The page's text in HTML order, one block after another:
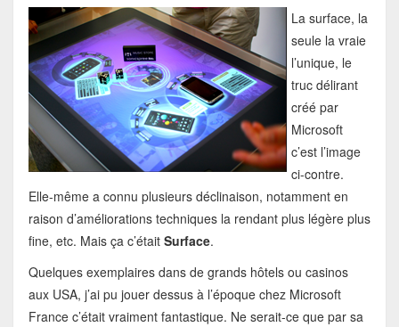
La surface, la
seule la vraie
l’unique, le
truc délirant
créé par
Microsoft
c’est l’image
ci-contre.
Elle-même a connu plusieurs déclinaison, notamment en
raison d’améliorations techniques la rendant plus légère plus
fine, etc. Mais ça c’était Surface.
Quelques exemplaires dans de grands hôtels ou casinos
aux USA, j’ai pu jouer dessus à l’époque chez Microsoft
France c’était vraiment fantastique. Ne serait-ce que par sa